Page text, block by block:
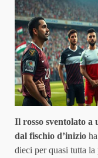
Il rosso sventolato a
dal fischio d’inizio
dieci per quasi tutta la